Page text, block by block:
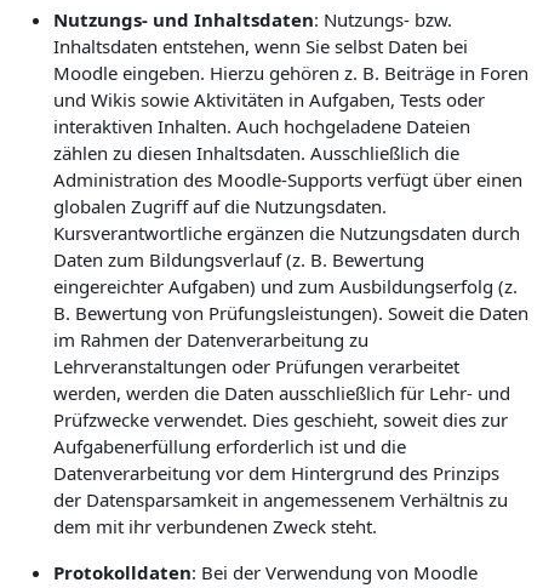
Nutzungs- und Inhaltsdaten: Nutzungs- bzw.
Inhaltsdaten entstehen, wenn Sie selbst Daten bei
Moodle eingeben. Hierzu gehören z. B. Beiträge in Foren
und Wikis sowie Aktivitäten in Aufgaben, Tests oder
interaktiven Inhalten. Auch hochgeladene Dateien
zählen zu diesen Inhaltsdaten. Ausschließlich die
Administration des Moodle-Supports verfügt über einen
globalen Zugriff auf die Nutzungsdaten.
Kursverantwortliche ergänzen die Nutzungsdaten durch
Daten zum Bildungsverlauf (z. B. Bewertung
eingereichter Aufgaben) und zum Ausbildungserfolg (z.
B. Bewertung von Prüfungsleistungen). Soweit die Daten
im Rahmen der Datenverarbeitung zu
Lehrveranstaltungen oder Prüfungen verarbeitet
werden, werden die Daten ausschließlich für Lehr- und
Prüfzwecke verwendet. Dies geschieht, soweit dies zur
Aufgabenerfüllung erforderlich ist und die
Datenverarbeitung vor dem Hintergrund des Prinzips
der Datensparsamkeit in angemessenem Verhältnis zu
dem mit ihr verbundenen Zweck steht.
Protokolldaten: Bei der Verwendung von Moodle